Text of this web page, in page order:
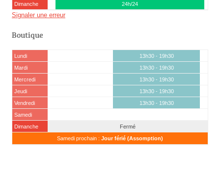
Dimanche
24h/24
Signaler une erreur
Boutique
Lundi
13h30 - 19h30
Mardi
13h30 - 19h30
Mercredi
13h30 - 19h30
Jeudi
13h30 - 19h30
Vendredi
13h30 - 19h30
Samedi
Dimanche
Fermé
Samedi prochain : Jour férié (Assomption)